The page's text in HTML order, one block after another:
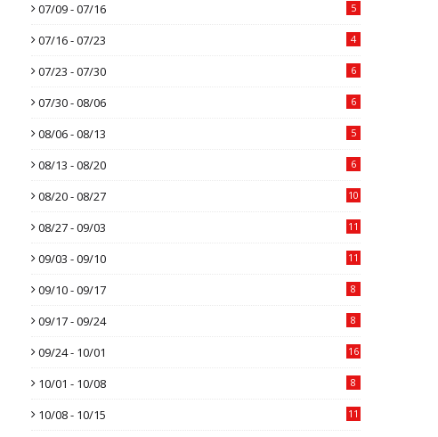
07/09 - 07/16 5
07/16 - 07/23 4
07/23 - 07/30 6
07/30 - 08/06 6
08/06 - 08/13 5
08/13 - 08/20 6
08/20 - 08/27 10
08/27 - 09/03 11
09/03 - 09/10 11
09/10 - 09/17 8
09/17 - 09/24 8
09/24 - 10/01 16
10/01 - 10/08 8
10/08 - 10/15 11